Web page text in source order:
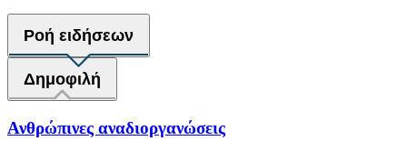
Ροή ειδήσεων
Δημοφιλή
Ανθρώπινες αναδιοργανώσεις